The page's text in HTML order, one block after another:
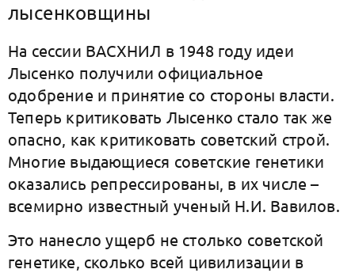
лысенковщины
На сессии ВАСХНИЛ в 1948 году идеи
Лысенко получили официальное
одобрение и принятие со стороны власти.
Теперь критиковать Лысенко стало так же
опасно, как критиковать советский строй.
Многие выдающиеся советские генетики
оказались репрессированы, в их числе –
всемирно известный ученый Н.И. Вавилов.
Это нанесло ущерб не столько советской
генетике, сколько всей цивилизации в